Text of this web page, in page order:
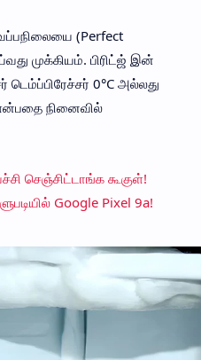
(Perfect
முக்கியம். பிரிட்ஜ் இன்
டெம்ப்பிரேச்சர் 0°C அல்லது
நினைவில்
செஞ்சிட்டாங்க கூகுள்!
Google Pixel 9a!